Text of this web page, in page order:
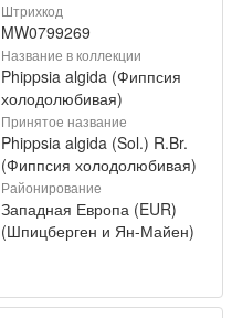
Штрихкод
MW0799269
Название в коллекции
Phippsia algida (Фиппсия
холодолюбивая)
Принятое название
Phippsia algida (Sol.) R.Br.
(Фиппсия холодолюбивая)
Районирование
Западная Европа (EUR)
(Шпицберген и Ян-Майен)